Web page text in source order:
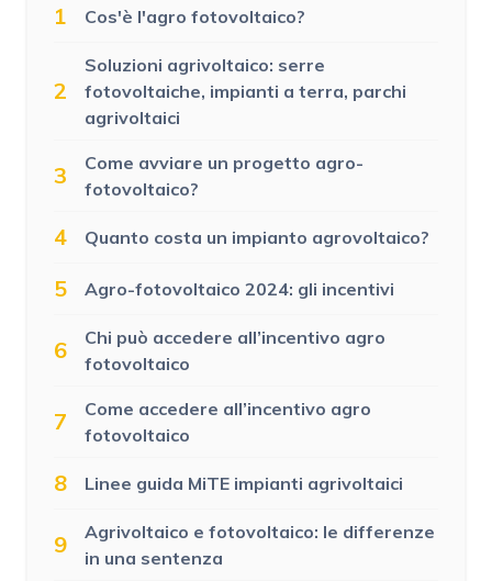
1 Cos'è l'agro fotovoltaico?
2
Soluzioni agrivoltaico: serre
fotovoltaiche, impianti a terra, parchi
agrivoltaici
3
Come avviare un progetto agro-
fotovoltaico?
4 Quanto costa un impianto agrovoltaico?
5 Agro-fotovoltaico 2024: gli incentivi
6
Chi può accedere all’incentivo agro
fotovoltaico
7
Come accedere all’incentivo agro
fotovoltaico
8 Linee guida MiTE impianti agrivoltaici
9
Agrivoltaico e fotovoltaico: le differenze
in una sentenza